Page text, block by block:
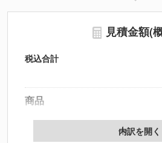
見積金額(
税込合計
商品
製版代
内訳を開く